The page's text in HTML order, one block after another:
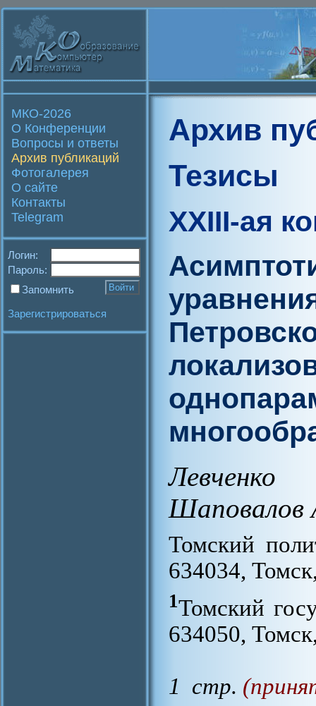
МКО-2026
О Конференции
Вопросы и ответы
Архив публикаций
Фотогалерея
О сайте
Контакты
Telegram
Логин:
Пароль:
Запомнить
Зарегистрироваться
Архив
Тезисы
XXIII-ая
Шаповалов
Томский
634034,
1Томский
634050,
1 стр.